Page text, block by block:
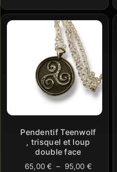
prix :
85,00 €
Pendentif Teenwolf
, trisquel et loup
double face
65,00€ – 95,00 €Plage